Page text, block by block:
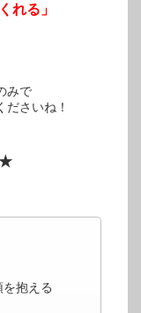
れる」
みで
さいね！
抱える